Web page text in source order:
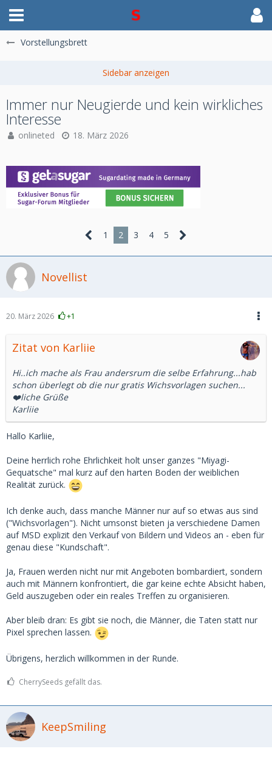
Vorstellungsbrett
Immer nur Neugierde und kein wirkliches
Interesse
onlineted 18. März 2026
1 2 3 4 5
Novellist
20. März 2026 +1
Zitat von Karliie
Hi..ich mache als Frau andersrum die selbe Erfahrung...hab
schon überlegt ob die nur gratis Wichsvorlagen suchen...
❤️liche Grüße
Karliie
Hallo Karliie,
Deine herrlich rohe Ehrlichkeit holt unser ganzes "Miyagi-
Gequatsche" mal kurz auf den harten Boden der weiblichen
Realität zurück.
Ich denke auch, dass manche Männer nur auf so etwas aus sind
("Wichsvorlagen"). Nicht umsonst bieten ja verschiedene Damen
auf MSD explizit den Verkauf von Bildern und Videos an - eben für
genau diese "Kundschaft".
Ja, Frauen werden nicht nur mit Angeboten bombardiert, sondern
auch mit Männern konfrontiert, die gar keine echte Absicht haben,
Geld auszugeben oder ein reales Treffen zu organisieren.
Aber bleib dran: Es gibt sie noch, die Männer, die Taten statt nur
Pixel sprechen lassen.
Übrigens, herzlich willkommen in der Runde.
CherrySeeds gefällt das.
KeepSmiling